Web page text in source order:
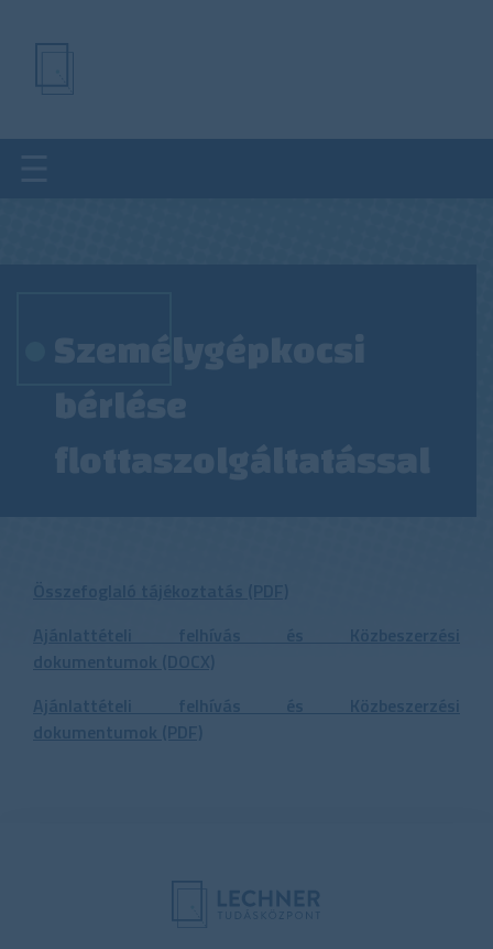
Személygépkocsi
bérlése
flottaszolgáltatással
dokumentumok (DOCX)
Ajánlattételi felhívás és Közbeszerzési
dokumentumok (PDF)